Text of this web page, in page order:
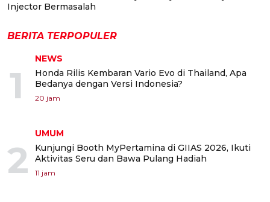
Injector Bermasalah
BERITA TERPOPULER
1
NEWS
Honda Rilis Kembaran Vario Evo di Thailand, Apa
Bedanya dengan Versi Indonesia?
20 jam
2
UMUM
Kunjungi Booth MyPertamina di GIIAS 2026, Ikuti
Aktivitas Seru dan Bawa Pulang Hadiah
11 jam